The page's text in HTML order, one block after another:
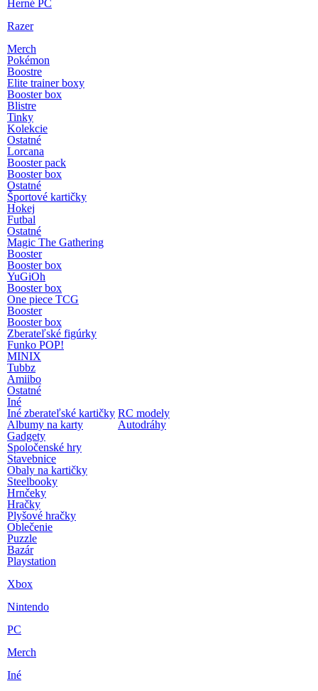
Herné PC
Razer
Merch
Pokémon
Boostre
Elite trainer boxy
Booster box
Blistre
Tinky
Kolekcie
Ostatné
Lorcana
Booster pack
Booster box
Ostatné
Športové kartičky
Hokej
Futbal
Ostatné
Magic The Gathering
Booster
Booster box
YuGiOh
Booster box
One piece TCG
Booster
Booster box
Zberateľské figúrky
Funko POP!
MINIX
Tubbz
Amiibo
Ostatné
Iné
Iné zberateľské kartičky
Albumy na karty
Gadgety
Spoločenské hry
Stavebnice
Obaly na kartičky
Steelbooky
Hrnčeky
Hračky
Plyšové hračky
Oblečenie
Puzzle
RC modely
Autodráhy
Bazár
Playstation
Xbox
Nintendo
PC
Merch
Iné